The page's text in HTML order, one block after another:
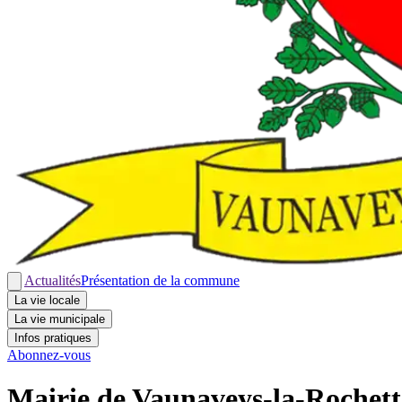
ActualitésPrésentation de la commune
La vie locale
La vie municipale
Infos pratiques
Abonnez-vous